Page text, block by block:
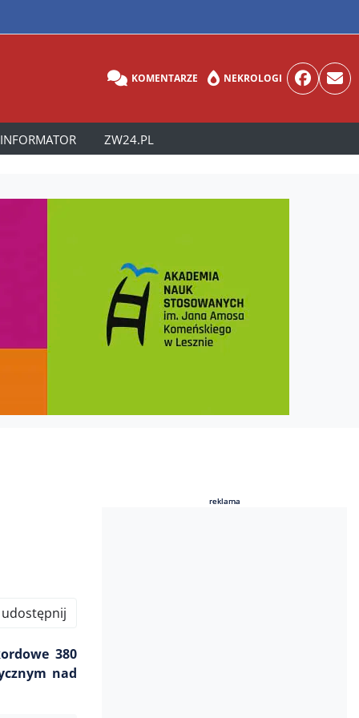
KOMENTARZE NEKROLOGI
INFORMATOR ZW24.PL
380
nad
reklama
reklama